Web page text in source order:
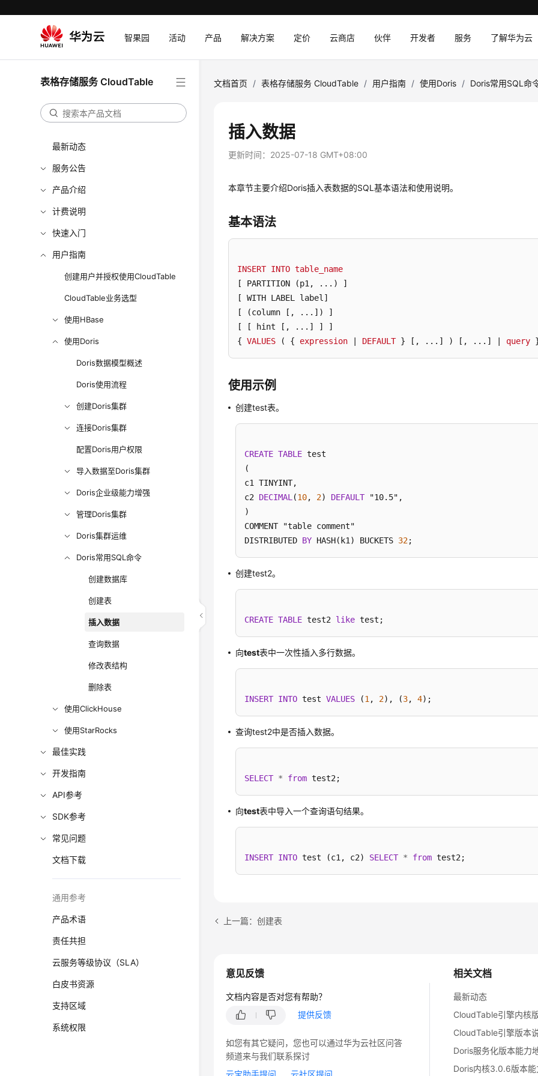
智果园 活动 产品 解决方案 定价 云商店 伙伴 开发者 服务 了解华为云
表格存储服务 CloudTable
最新动态
服务公告
产品介绍
计费说明
快速入门
用户指南
创建用户并授权使用CloudTable
CloudTable业务选型
使用HBase
使用Doris
Doris数据模型概述
Doris使用流程
创建Doris集群
连接Doris集群
配置Doris用户权限
导入数据至Doris集群
Doris企业级能力增强
管理Doris集群
Doris集群运维
Doris常用SQL命令
创建数据库
创建表
插入数据
查询数据
修改表结构
删除表
使用ClickHouse
使用StarRocks
最佳实践
开发指南
API参考
SDK参考
常见问题
文档下载
通用参考
产品术语
责任共担
云服务等级协议（SLA）
白皮书资源
支持区域
系统权限
文档首页 / 表格存储服务 CloudTable / 用户指南 / 使用Doris / Doris常用SQL命
插入数据
更新时间： 2025-07-18 GMT+08:00
本章节主要介绍Doris插入表数据的SQL基本语法和使用说明。
基本语法
INSERT INTO table_name
[ PARTITION (p1, ...) ]
[ WITH LABEL label]
[ (column [, ...]
[ [ hint [, ...]
] ]
{ VALUES ( { expression DEFAULT } [, ...] ) [, ...] query
使用示例
创建test表。
CREATE TABLE test
(
c1 TINYINT,
c2 DECIMAL (10, 2) DEFAULT "10.5",
)
COMMENT "table comment"
DISTRIBUTED BY HASH(k1) BUCKETS 32;
创建test2。
CREATE TABLE test2 like test;
向test表中一次性插入多行数据。
INSERT INTO test VALUES (1 , 2), (3, 4);
查询test2中是否插入数据。
SELECT * from test2;
向test表中导入一个查询语句结果。
INSERT INTO test (c1, c2) SELECT * from test2;
上一篇：创建表
相关文档
最新动态
CloudTable引擎内核
CloudTable引擎版本
Doris服务化版本能力
Doris内核3.0.6版本能
意见反馈
文档内容是否对您有帮助？
提供反馈
如您有其它疑问，您也可以通过华为云社区问答
频道来与我们联系探讨
云宝助手提问
云社区提问